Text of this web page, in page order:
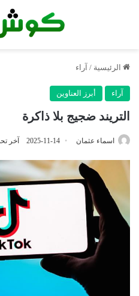
الرئيسية / آراء
آراء أبرز العناوين
التريند ضجيج بلا ذاكرة
اسماء عثمان 2025-11-14 آخر تحديث: